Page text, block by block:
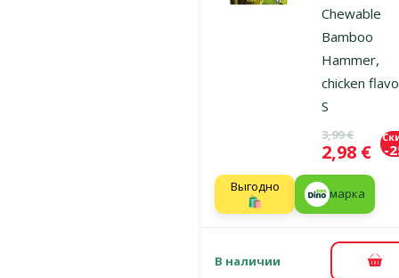
Chewable
Bamboo
Hammer,
chicken
S
Исходная
3,99 €
Цена
2,98 € -
Выгодно
🛍️
марка
В наличии В